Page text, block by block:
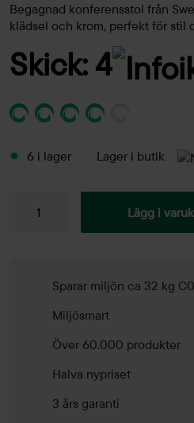
Begagnad konferensstol från
klädsel och krom, perfekt för stil
Skick: 4
6 i lager Lager i butik
Konferensstol
Lägg i
Sparar miljön ca 32 kg
Miljösmart
Över 60.000 produkter
Halva nypriset
3 års garanti